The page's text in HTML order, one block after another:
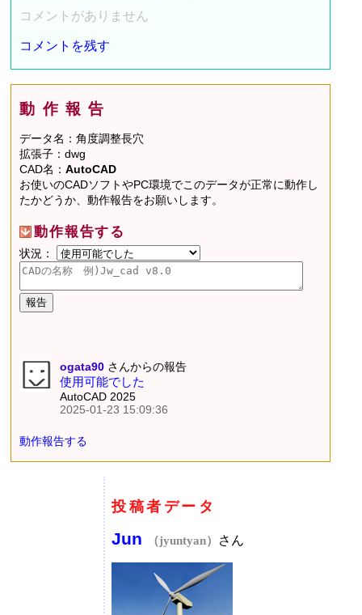
コメントがありません
コメントを残す
動作報告
データ名：角度調整長穴
拡張子：dwg
CAD名：AutoCAD
お使いのCADソフトやPC環境でこのデータが正常に動作し
たかどうか、動作報告をお願いします。
動作報告する
状況：
ogata90 さんからの報告
使用可能でした
AutoCAD 2025
2025-01-23 15:09:36
動作報告する
投稿者データ
Jun （jyuntyan） さん